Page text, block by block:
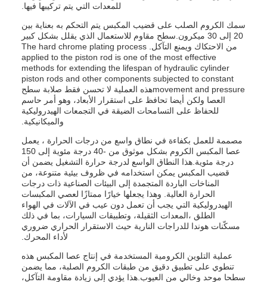
للمعدات التي يتم تركيبها فيها.
سمك الكروم الصلب على قضيب المكبس يتم التحكم به بعناية بين
20 إلى 30 ميكرون.سطح مقاوم للاستعمال الذي يقلل بشكل كبير
من الاحتكاك ويمنع التآكل. The hard chrome plating process
applied to the piston rod is one of the most effective
methods for extending the lifespan of hydraulic cylinder
piston rods and other components subjected to constant
movement and pressureهذه العملية لا تحسن فقط صلابة سطح
العصا ولكن أيضا تحافظ على استقرار الأبعاد، وهو أمر حاسم
للحفاظ على التسامحات الضيقة في التجمعات الهيدروليكية
والميكانيكية.
مصممة للعمل بكفاءة في نطاق واسع من درجات الحرارة ، يعمل
عصا المكبس الكروم بشكل موثوق من -40 درجة مئوية إلى 150
درجة مئوية.هذا النطاق الواسع لدرجة حرارة التشغيل يضمن أن
قضيب المكبس يمكن استخدامه في ظروف بيئية متنوعة، من
المناخات الباردة المتجمدة إلى البيئات الصناعية ذات درجات
الحرارة العالية. وهذا يجعلها خيارًا ممتازًا لعصي المكبسات
الهيدروليكية التي يجب أن تعمل دون عيب في الآلات في الهواء
الطلق ،المعدات الثقيلة، وتطبيقات السيارات، بما في ذلك
مسكّنات هوندا للدراجات النارية حيث الاستقرار الحراري ضروري
لأداء المحرك.
عملية التلوين الكرومية المستخدمة في إنتاج عصا المكبس هذه
تنطوي على تطبيق دقيق من طبقات الكروم الصلبة، مما يضمن
سطحا موحد وخالي من العيوب.هذا يؤدي إلى زيادة مقاومة التآكل،